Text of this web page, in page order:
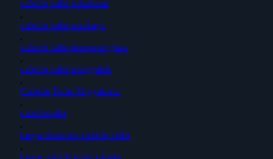
cubicle toilet sukabumi
,
cubicle toilet surabaya
,
cubicle toilet tempered glass
,
cubicle toilet trenggalek
,
Cubicle Toilet Yogyakarta
,
cubicletoilet
,
harga aksesoris cubicle toilet
,